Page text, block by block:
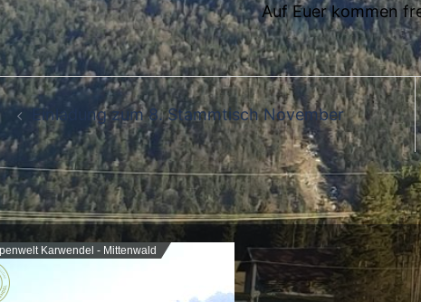
Auf Euer kommen
Einladung zum 8. Stammtisch November
Karwendel - Mittenwald